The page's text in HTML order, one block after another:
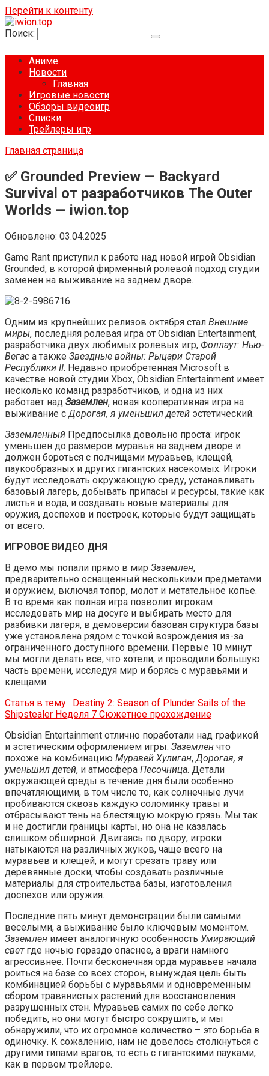
Перейти к контенту
Поиск:
Аниме
Новости
Главная
Игровые новости
Обзоры видеоигр
Списки
Трейлеры игр
Главная страница
✅ Grounded Preview — Backyard
Survival от разработчиков The Outer
Worlds — iwion.top
Обновлено: 03.04.2025
Game Rant приступил к работе над новой игрой Obsidian
Grounded, в которой фирменный ролевой подход студии
заменен на выживание на заднем дворе.
Одним из крупнейших релизов октября стал Внешние
миры, последняя ролевая игра от Obsidian Entertainment,
разработчика двух любимых ролевых игр, Фоллаут: Нью-
Вегас а также Звездные войны: Рыцари Старой
Республики II. Недавно приобретенная Microsoft в
качестве новой студии Xbox, Obsidian Entertainment имеет
несколько команд разработчиков, и одна из них
работает над Заземлен, новая кооперативная игра на
выживание сДорогая, я уменьшил детей эстетический.
Заземленный Предпосылка довольно проста: игрок
уменьшен до размеров муравья на заднем дворе и
должен бороться с полчищами муравьев, клещей,
паукообразных и других гигантских насекомых. Игроки
будут исследовать окружающую среду, устанавливать
базовый лагерь, добывать припасы и ресурсы, такие как
листья и вода, и создавать новые материалы для
оружия, доспехов и построек, которые будут защищать
от всего.
ИГРОВОЕ ВИДЕО ДНЯ
В демо мы попали прямо в мир Заземлен,
предварительно оснащенный несколькими предметами
и оружием, включая топор, молот и метательное копье.
В то время как полная игра позволит игрокам
исследовать мир на досуге и выбирать место для
разбивки лагеря, в демоверсии базовая структура базы
уже установлена ​​рядом с точкой возрождения из-за
ограниченного доступного времени. Первые 10 минут
мы могли делать все, что хотели, и проводили большую
часть времени, исследуя мир и борясь с муравьями и
клещами.
Статья в тему: Destiny 2: Season of Plunder Sails of the
Shipstealer Неделя 7 Сюжетное прохождение
Obsidian Entertainment отлично поработали над графикой
и эстетическим оформлением игры. Заземлен что
похоже на комбинацию Муравей Хулиган,Дорогая, я
уменьшил детей, и атмосфера Песочница. Детали
окружающей среды в течение дня были особенно
впечатляющими, в том числе то, как солнечные лучи
пробиваются сквозь каждую соломинку травы и
отбрасывают тень на блестящую мокрую грязь. Мы так
и не достигли границы карты, но она не казалась
слишком обширной. Двигаясь по двору, игроки
натыкаются на различных жуков, чаще всего на
муравьев и клещей, и могут срезать траву или
деревянные доски, чтобы создавать различные
материалы для строительства базы, изготовления
доспехов или оружия.
Последние пять минут демонстрации были самыми
веселыми, а выживание было ключевым моментом.
Заземлен имеет аналогичную особенность Умирающий
светгде ночью гораздо опаснее, а враги намного
агрессивнее. Почти бесконечная орда муравьев начала
роиться на базе со всех сторон, вынуждая цель быть
комбинацией борьбы с муравьями и одновременным
сбором травянистых растений для восстановления
разрушенных стен. Муравьев самих по себе легко
победить, но они могут быстро сокрушить, и мы
обнаружили, что их огромное количество – это борьба в
одиночку. К сожалению, нам не довелось столкнуться с
другими типами врагов, то есть с гигантскими пауками,
как в первом трейлере.